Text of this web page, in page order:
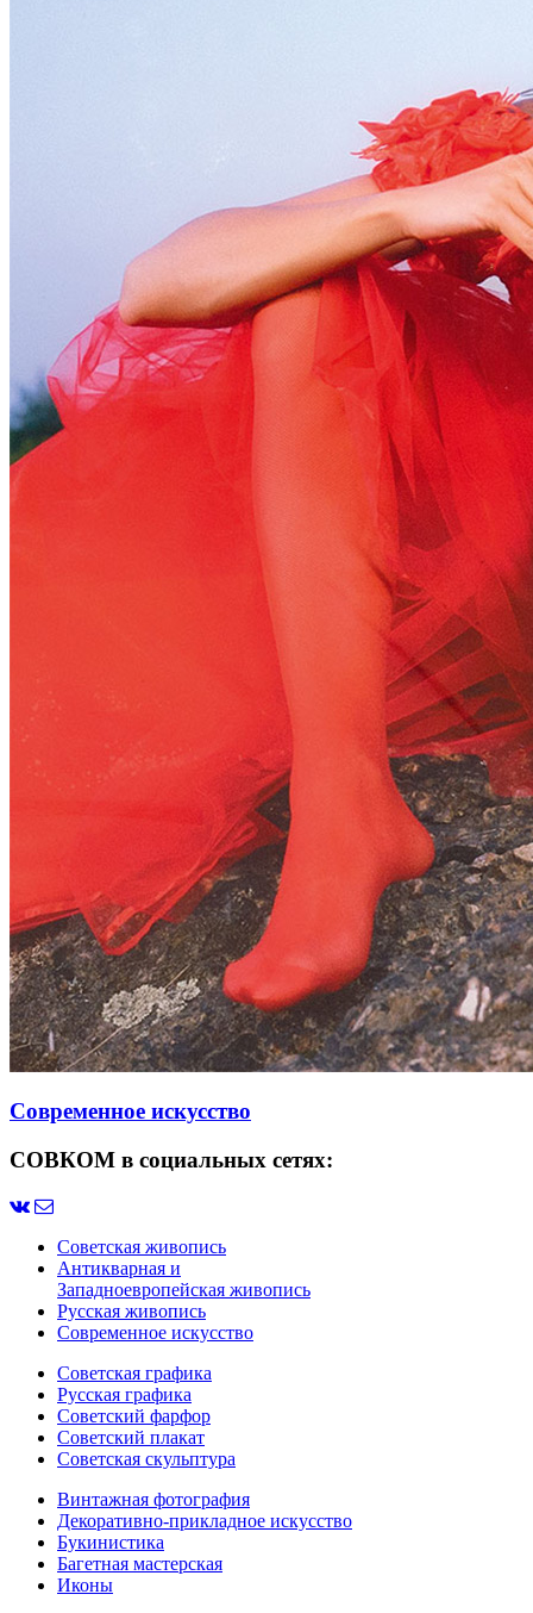
Современное искусство
СОВКОМ в социальных сетях:
Советская живопись
Антикварная и
Западноевропейская живопись
Русская живопись
Современное искусство
Советская графика
Русская графика
Советский фарфор
Советский плакат
Советская скульптура
Винтажная фотография
Декоративно-прикладное искусство
Букинистика
Багетная мастерская
Иконы